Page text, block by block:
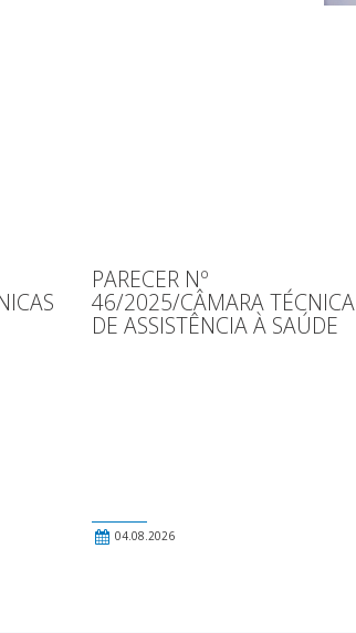
PARECER Nº
46/2025/CÂMARA TÉCNICA
DE ASSISTÊNCIA À SAÚDE
04.08.2026